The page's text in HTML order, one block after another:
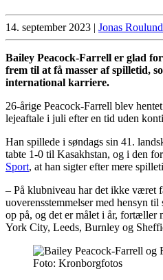
14. september 2023 | Jonas Roulund
Bailey Peacock-Farrell er glad
frem til at få masser af spilletid,
international karriere.
26-årige Peacock-Farrell blev
lejeaftale i juli efter en tid uden
Han spillede i søndags sin 41.
tabte 1-0 til Kasakhstan, og i den
Sport, at han sigter efter mere
– På klubniveau har det ikke været
uoverensstemmelser med hensyn
op på, og det er målet i år, fortæller
York City, Leeds, Burnley og
Foto: Kronborgfotos